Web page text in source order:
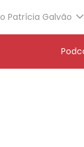
Patrícia Galvão